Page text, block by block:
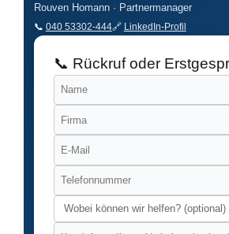
Rouven Homann · Partnermanager
📞 040 53302-444🔗 LinkedIn-Profil
📞 Rückruf oder